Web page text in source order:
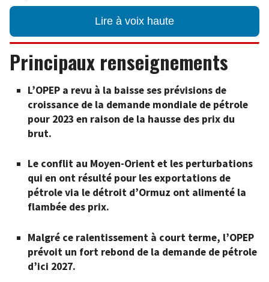
Lire à voix haute
Principaux renseignements
L’OPEP a revu à la baisse ses prévisions de
croissance de la demande mondiale de pétrole
pour 2023 en raison de la hausse des prix du
brut.
Le conflit au Moyen-Orient et les perturbations
qui en ont résulté pour les exportations de
pétrole via le détroit d’Ormuz ont alimenté la
flambée des prix.
Malgré ce ralentissement à court terme, l’OPEP
prévoit un fort rebond de la demande de pétrole
d’ici 2027.